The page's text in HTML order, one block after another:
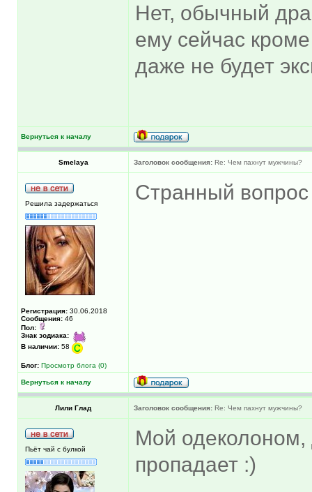
Нет, обычный
ему сейчас
даже не будет
Вернуться к началу
Smelaya Заголовок сообщения: Re: Чем пахнут мужчины?
Решила задержаться
Регистрация: 30.06.2018
Сообщения: 46
Пол:
Знак зодиака:
В наличии: 58
Блог: Просмотр блога (0)
Странный
Вернуться к началу
Лили Глад Заголовок сообщения: Re: Чем пахнут мужчины?
Пьёт чай с булкой
Мой одеколоном,
пропадает :)